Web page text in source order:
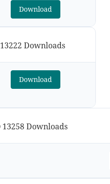
Download
13258 Downloads
13222 Downloads
Download